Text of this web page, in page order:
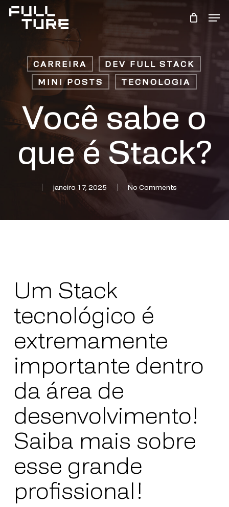
Skip
CARREIRA
DEV FULL STACK
MINI POSTS
TECNOLOGIA
Você sabe o
que é Stack?
janeiro 17, 2025 No Comments
Um Stack
tecnológico é
extremamente
importante dentro
da área de
desenvolvimento!
Saiba mais sobre
esse grande
profissional!
Close